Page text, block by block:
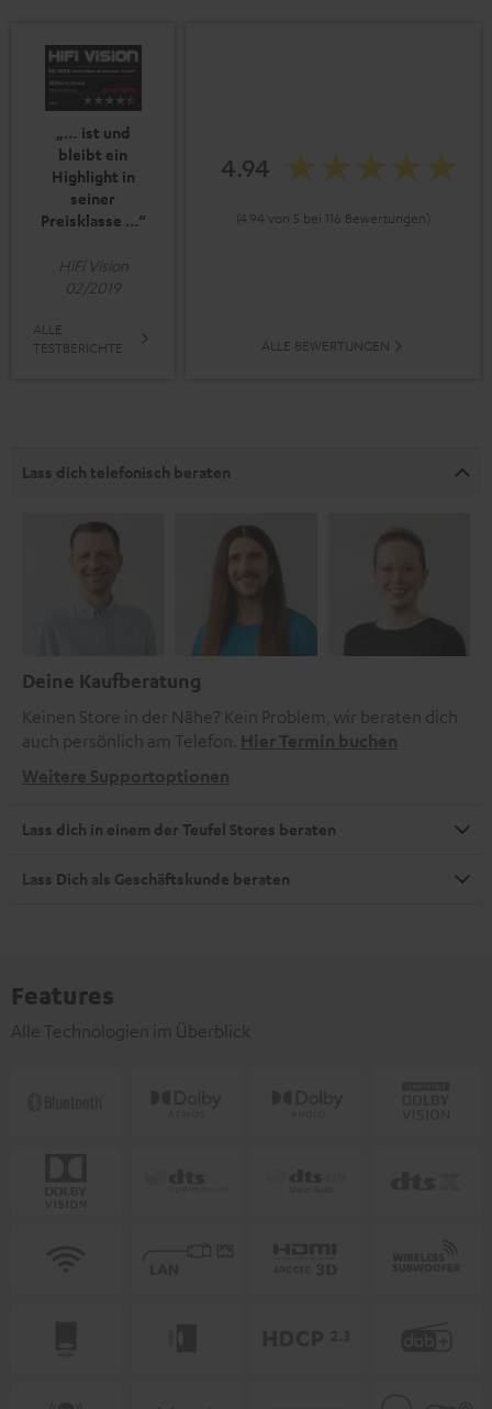
„… ist und
bleibt ein
Highlight in
seiner
Preisklasse …“
HiFi Vision
02/2019
ALLE
TESTBERICHTE
4.94
(4.94 von 5 bei 116 Bewertungen)
ALLE BEWERTUNGEN
Lass dich telefonisch beraten
Deine Kaufberatung
Keinen Store in der Nähe? Kein Problem, wir beraten dich
auch persönlich am Telefon. Hier Termin buchen
Weitere Supportoptionen
Lass dich in einem der Teufel Stores beraten
Lass Dich als Geschäftskunde beraten
Features
Alle Technologien im Überblick